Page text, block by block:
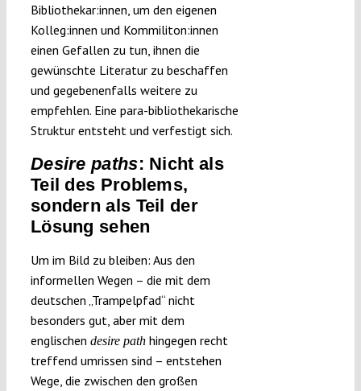
Bibliothekar:innen, um den eigenen
Kolleg:innen und Kommiliton:innen
einen Gefallen zu tun, ihnen die
gewünschte Literatur zu beschaffen
und gegebenenfalls weitere zu
empfehlen. Eine para-bibliothekarische
Struktur entsteht und verfestigt sich.
Desire paths: Nicht als
Teil des Problems,
sondern als Teil der
Lösung sehen
Um im Bild zu bleiben: Aus den
informellen Wegen – die mit dem
deutschen „Trampelpfad“ nicht
besonders gut, aber mit dem
englischen desire pathhingegen recht
treffend umrissen sind – entstehen
Wege, die zwischen den großen